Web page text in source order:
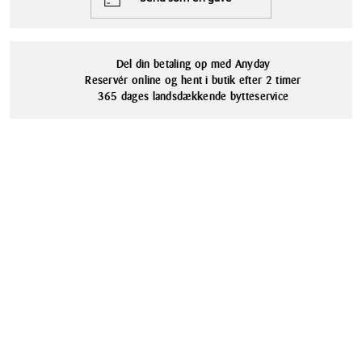
elegance til kaffebordet.
Gense Fuga
Del din betaling op med Anyday
Reservér online og hent i butik efter 2 timer
365 dages landsdækkende bytteservice